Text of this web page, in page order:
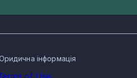
Донецької
інформація
of Use